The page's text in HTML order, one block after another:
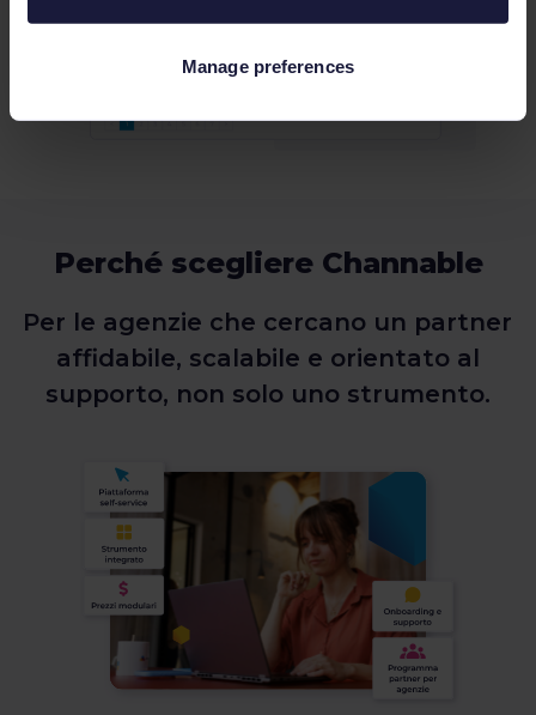
Manage preferences
Perché scegliere Channable
Per le agenzie che cercano un partner
affidabile, scalabile e orientato al
supporto, non solo uno strumento.